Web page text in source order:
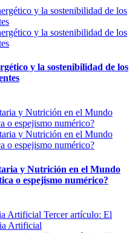
y la sostenibilidad de los
y Nutrición en el Mundo
o espejismo numérico?